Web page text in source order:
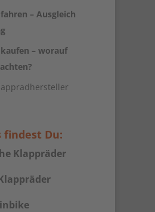
– Ausgleich
– worauf
findest Du:
Klappräder